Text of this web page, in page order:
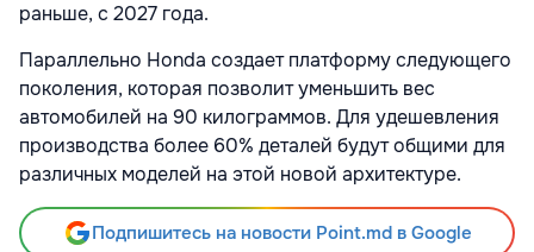
раньше, с 2027 года.
Параллельно Honda создает платформу следующего
поколения, которая позволит уменьшить вес
автомобилей на 90 килограммов. Для удешевления
производства более 60% деталей будут общими для
различных моделей на этой новой архитектуре.
Подпишитесь на новости Point.md в Google